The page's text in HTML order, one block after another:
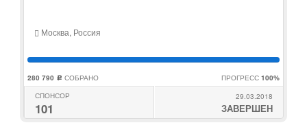
Москва, Россия
280 790 c СОБРАНО ПРОГРЕСС 100%
СПОНСОР
101
29.03.2018
ЗАВЕРШЕН